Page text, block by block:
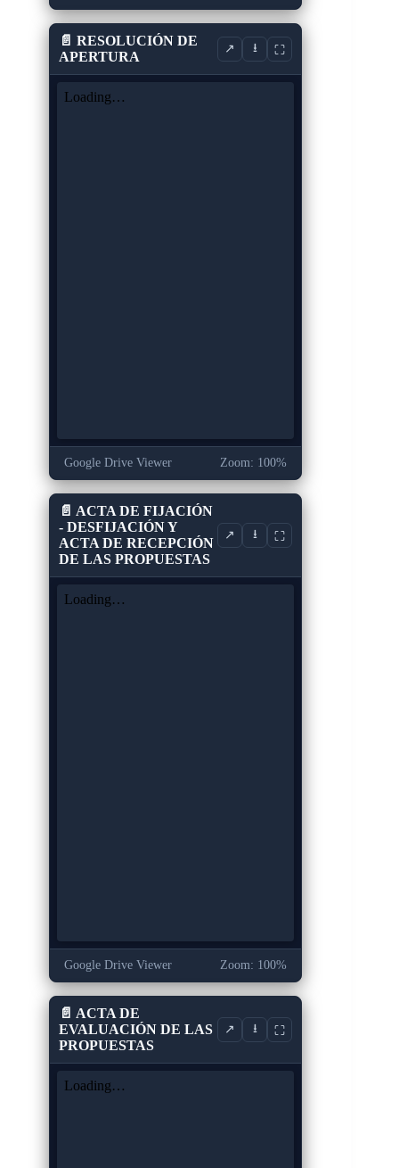
📄 RESOLUCIÓN DE
APERTURA
↗ ⭳ ⛶
Google Drive Viewer Zoom: 100%
📄 ACTA DE FIJACIÓN
- DESFIJACIÓN Y
ACTA DE RECEPCIÓN
DE LAS PROPUESTAS
↗ ⭳ ⛶
Google Drive Viewer Zoom: 100%
📄 ACTA DE
EVALUACIÓN DE LAS
PROPUESTAS
↗ ⭳ ⛶